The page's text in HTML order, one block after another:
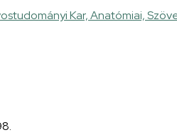
Kar, Anatómiai,